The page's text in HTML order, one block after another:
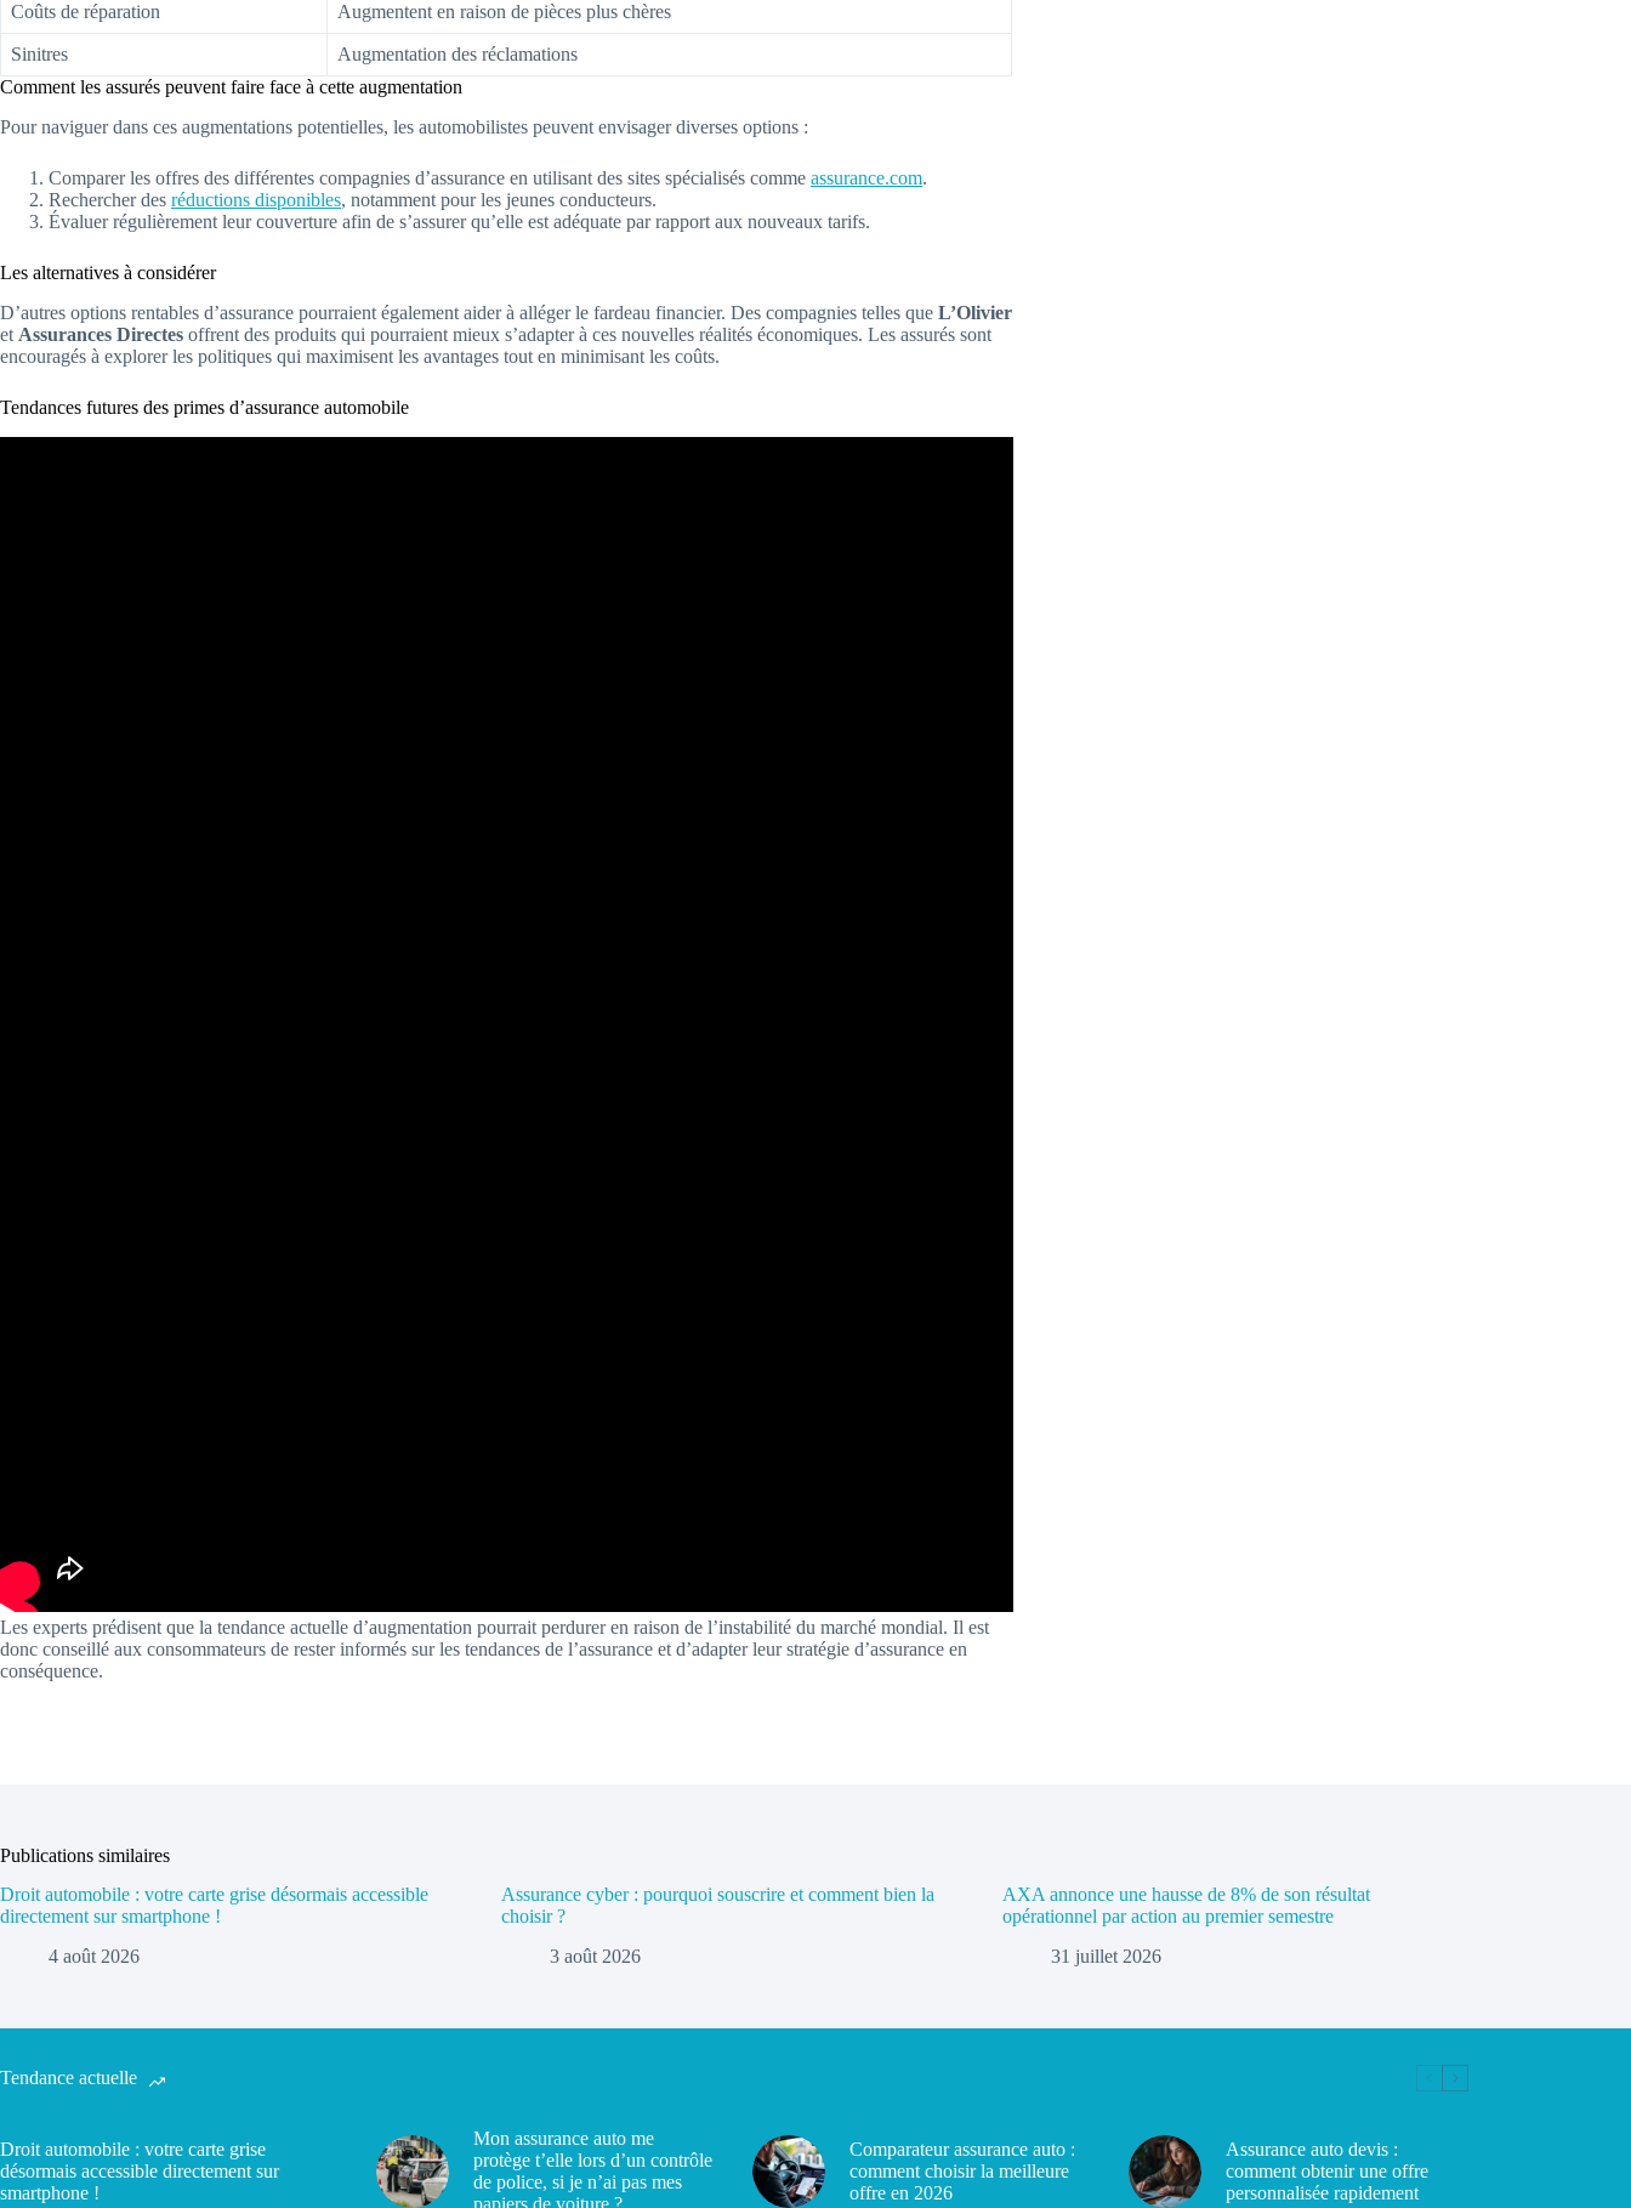
Coûts de réparation Augmentent en raison de pièces plus chères
Sinitres
Augmentation des réclamations
Comment les assurés peuvent faire face à cette augmentation
Pour naviguer dans ces augmentations potentielles, les automobilistes peuvent envisager diverses options :
Comparer les offres des différentes compagnies d’assurance en utilisant des sites spécialisés comme assurance.com.
Rechercher des réductions disponibles, notamment pour les jeunes conducteurs.
Évaluer régulièrement leur couverture afin de s’assurer qu’elle est adéquate par rapport aux nouveaux tarifs.
Les alternatives à considérer
D’autres options rentables d’assurance pourraient également aider à alléger le fardeau financier. Des compagnies telles que L’Olivier
et Assurances Directes offrent des produits qui pourraient mieux s’adapter à ces nouvelles réalités économiques. Les assurés sont
encouragés à explorer les politiques qui maximisent les avantages tout en minimisant les coûts.
Tendances futures des primes d’assurance automobile
Les experts prédisent que la tendance actuelle d’augmentation pourrait perdurer en raison de l’instabilité du marché mondial. Il est
donc conseillé aux consommateurs de rester informés sur les tendances de l’assurance et d’adapter leur stratégie d’assurance en
conséquence.
Publications similaires
Droit automobile : votre carte grise désormais accessible
directement sur smartphone !
4 août 2026
Assurance cyber : pourquoi souscrire et comment bien la
choisir ?
3 août 2026
AXA annonce une hausse de 8% de son résultat
opérationnel par action au premier semestre
31 juillet 2026
Tendance actuelle
Droit automobile : votre carte grise
désormais accessible directement sur
smartphone !
Mon assurance auto me
protège t’elle lors d’un contrôle
de police, si je n’ai pas mes
Comparateur assurance auto :
comment choisir la meilleure
offre en 2026
Assurance auto devis :
comment obtenir une offre
personnalisée rapidement